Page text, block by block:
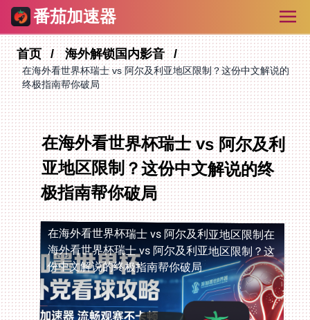
番茄加速器
首页 海外解锁国内影音
在海外看世界杯瑞士 vs 阿尔及利亚地区限制？这份中文解说的
终极指南帮你破局
在海外看世界杯瑞士 vs 阿尔及利
亚地区限制？这份中文解说的终
极指南帮你破局
在海外看世界杯瑞士 vs 阿尔及利亚地区限制在
海外看世界杯瑞士 vs 阿尔及利亚地区限制？这
份中文解说的终极指南帮你破局